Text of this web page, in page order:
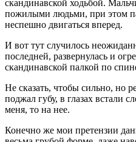
скандинавской ходьбой.
пожилыми людьми, при этом
неспешно двигаться вперед.
И вот тут случилось
последней, развернулась и
скандинавской палкой по
Не сказать, чтобы сильно, но
поджал губу, в глазах встали
меня, то на нее.
Конечно же мои претензии